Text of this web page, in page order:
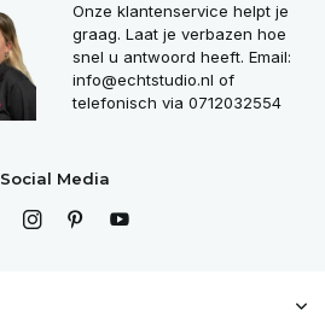
Onze klantenservice helpt je
graag. Laat je verbazen hoe
snel u antwoord heeft. Email:
info@echtstudio.nl of
telefonisch via 0712032554
Social Media